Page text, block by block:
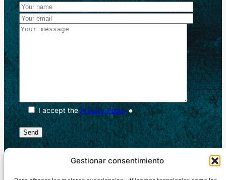
Gestionar consentimiento
I accept thePrivacy Policy